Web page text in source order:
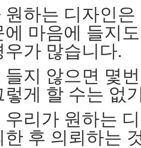
원하는 디자인
에 마음에 들지
우가 많습니다.
들지 않으면 몇
렇게 할 수는 없
우리가 원하는
한 후 의뢰하는